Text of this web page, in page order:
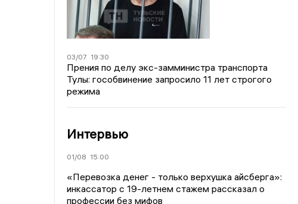
03/07 19:30
Прения по делу экс-замминистра транспорта
Тулы: гособвинение запросило 11 лет строгого
режима
Интервью
01/08 15:00
«Перевозка денег - только верхушка айсберга»:
инкассатор с 19-летнем стажем рассказал о
профессии без мифов